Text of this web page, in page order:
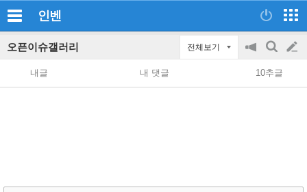
인벤
오픈이슈갤러리 전체보기
공
지
on/off
검
색
글
쓰
내글 내 댓글 10추글